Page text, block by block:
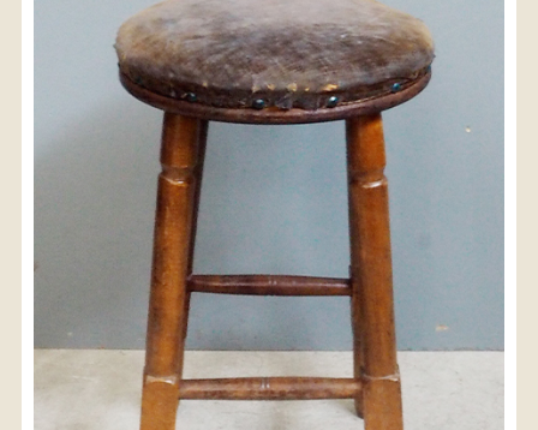
03-3468-0853